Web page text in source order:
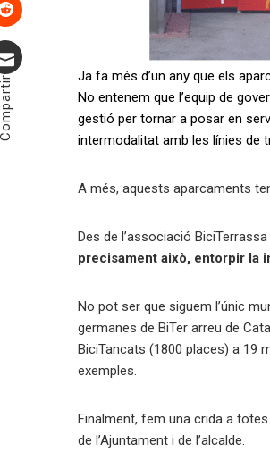
Stumbleupon
Correu
electrònic
Ja fa més d’un any que els
No entenem que l’equip de
gestió per tornar a posar en
intermodalitat amb les línies de
A més, aquests aparcaments
Des de l’associació
precisament això, entorpir la
No pot ser que siguem l’únic
germanes de BiTer arreu de
BiciTancats (1800 places) a 19
exemples.
Finalment, fem una crida a
de l’Ajuntament i de l’alcalde.